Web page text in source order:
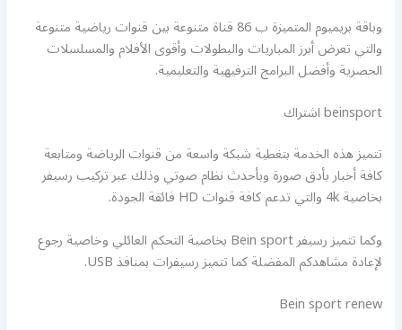
وباقة بريميوم المتميزة ب 86 قناة متنوعة بين قنوات رياضية متنوعة
والتي تعرض أبرز المباريات والبطولات وأقوى الأفلام والمسلسلات
الحصرية وأفضل البرامج الترفيهية والتعليمية.
beinsport اشتراك
تتميز هذه الخدمة بتغطية شبكة واسعة من قنوات الرياضة ومتابعة
كافة أخبار بأدق صورة وبأحدث نظام صوتي وذلك عبر تركيب رسيفر
بخاصية 4k والتي تدعم كافة قنوات HD فائقة الجودة.
وكما تتميز رسيفر Bein sport بخاصية التحكم العائلي وخاصية رجوع
لإعادة مشاهدكم المفضلة كما تتميز رسيفرات بمنافذ USB.
Bein sport renew